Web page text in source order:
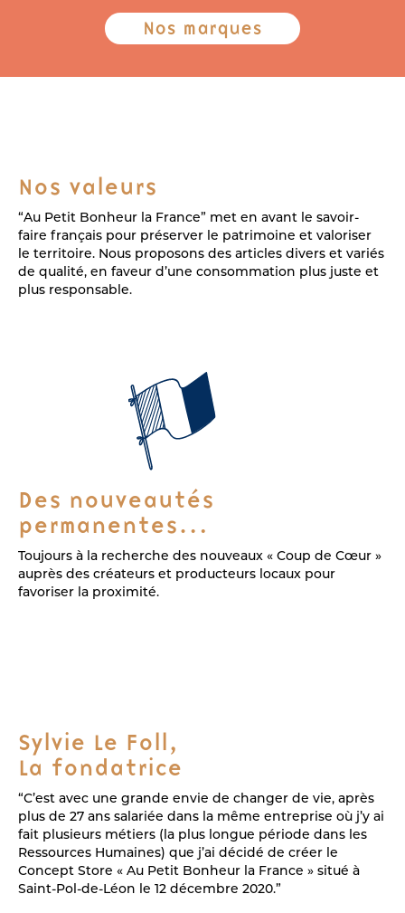
Nos marques
Nos valeurs
“Au Petit Bonheur la France” met en avant le savoir-
faire français pour préserver le patrimoine et valoriser
le territoire. Nous proposons des articles divers et variés
de qualité, en faveur d’une consommation plus juste et
plus responsable.
Des nouveautés
permanentes…
Toujours à la recherche des nouveaux « Coup de Cœur »
auprès des créateurs et producteurs locaux pour
favoriser la proximité.
Sylvie Le Foll,
La fondatrice
“C’est avec une grande envie de changer de vie, après
plus de 27 ans salariée dans la même entreprise où j’y ai
fait plusieurs métiers (la plus longue période dans les
Ressources Humaines) que j’ai décidé de créer le
Concept Store « Au Petit Bonheur la France » situé à
Saint-Pol-de-Léon le 12 décembre 2020.”